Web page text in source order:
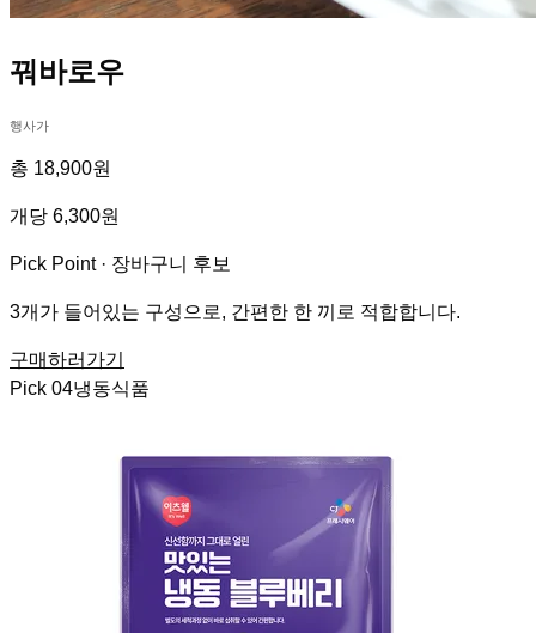
꿔바로우
행사가
총 18,900원
개당 6,300원
Pick Point · 장바구니 후보
3개가 들어있는 구성으로, 간편한 한 끼로 적합합니다.
구매하러가기
Pick 04냉동식품